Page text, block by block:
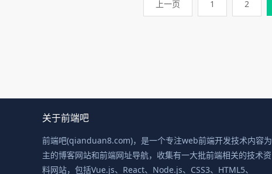
上一页 1 2
关于前端吧
前端吧(qianduan8.com)，是一个专注web前端开发技术内容为
主的博客网站和前端网址导航，收集有一大批前端相关的技术资
料网站，包括Vue.js、React、Node.js、CSS3、HTML5、